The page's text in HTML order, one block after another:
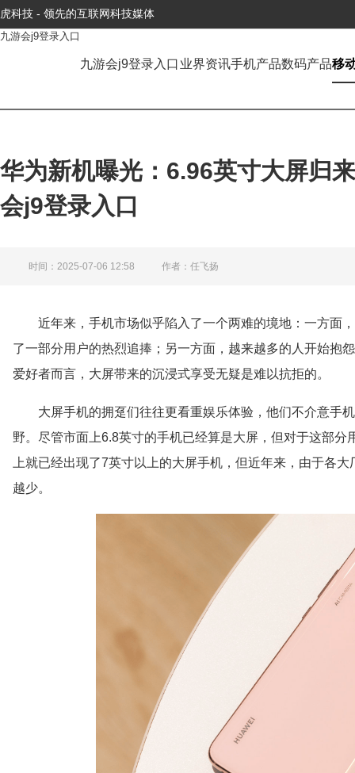
虎科技 - 领先的互联网科技媒体
九游会j9登录入口
九游会j9登录入口 业界资讯手机产品数码产品移
华为新机曝光：6.96英寸大屏归
会j9登录入口
时间：2025-07-06 12:58 作者：任飞扬
近年来，手机市场似乎陷入了一个两难的境地：一方面
了一部分用户的热烈追捧；另一方面，越来越多的人开始抱
爱好者而言，大屏带来的沉浸式享受无疑是难以抗拒的。
大屏手机的拥趸们往往更看重娱乐体验，他们不介意手
野。尽管市面上6.8英寸的手机已经算是大屏，但对于这部
上就已经出现了7英寸以上的大屏手机，但近年来，由于各
越少。